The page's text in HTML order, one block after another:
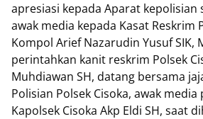
apresiasi kepada Aparat
awak media kepada Kasat Reskrim
Kompol Arief Nazarudin Yusuf SIK,
perintahkan kanit reskrim Polsek
Muhdiawan SH, datang bersama
Polisian Polsek Cisoka, awak
Kapolsek Cisoka Akp Eldi SH, saat